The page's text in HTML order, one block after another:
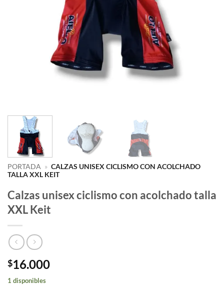
PORTADA » CALZAS UNISEX CICLISMO CON ACOLCHADO
TALLA XXL KEIT
Calzas unisex ciclismo con acolchado talla
XXL Keit
$16.000
1 disponibles